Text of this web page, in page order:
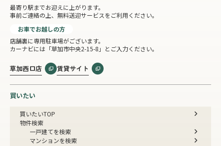
最寄り駅までお迎えに上がります。
事前ご連絡の上、無料送迎サービスをご利用ください。
お車でお越しの方
店舗裏に専用駐車場がございます。
カーナビには「草加市中央2-15-8」とご入力ください。
草加西口店 賃貸サイト
買いたい
買いたいTOP
物件検索
一戸建てを検索
マンションを検索